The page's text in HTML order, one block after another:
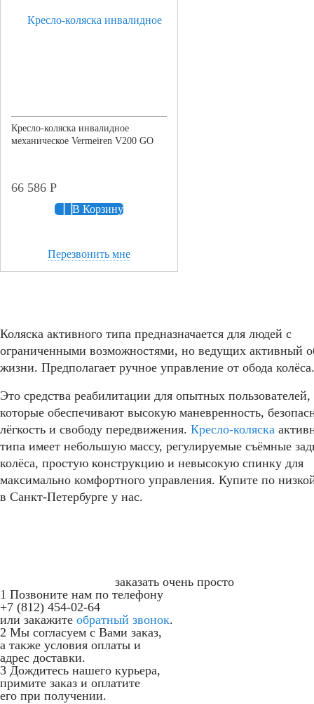
Кресло-коляска инвалидное
механическое Vermeiren V200 GO
66 586 Р
В Корзину
Перезвонить мне
Коляска активного типа предназначается для людей с
ограниченными возможностями, но ведущих активный
жизни. Предполагает ручное управление от обода колёса.
Это средства реабилитации для опытных пользователей,
которые обеспечивают высокую маневренность,
лёгкость и свободу передвижения. Кресло-коляска
типа имеет небольшую массу, регулируемые съёмные
колёса, простую конструкцию и невысокую спинку для
максимально комфортного управления. Купите по
в Санкт-Петербурге у нас.
заказать очень просто
1 Позвоните нам по телефону
+7 (812) 454-02-64
или закажите обратный звонок.
2 Мы согласуем с Вами заказ,
а также условия оплаты и
адрес доставки.
3 Дождитесь нашего курьера,
примите заказ и оплатите
его при получении.